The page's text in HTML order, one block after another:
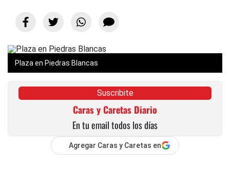
Plaza en Piedras Blancas
Suscribite
Caras y Caretas Diario
En tu email todos los días
Agregar Caras y Caretas en